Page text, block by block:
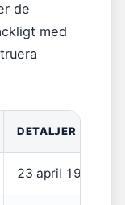
de
med
DETALJER
23 april 1995